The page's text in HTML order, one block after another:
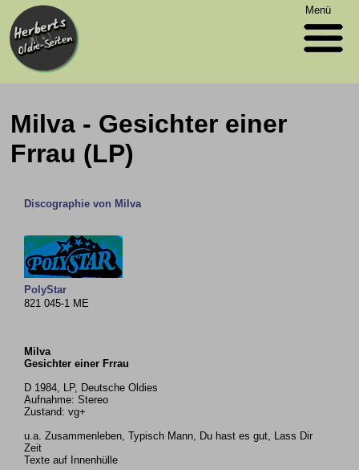
Menü
Milva - Gesichter einer
Frrau (LP)
Discographie von Milva
PolyStar
821 045-1 ME
Milva
Gesichter einer Frrau
D 1984, LP, Deutsche Oldies
Aufnahme: Stereo
Zustand: vg+
u.a. Zusammenleben, Typisch Mann, Du hast es gut, Lass Dir
Zeit
Texte auf Innenhülle